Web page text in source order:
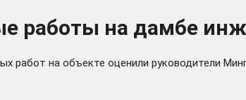
работы на дамбе
работ на объекте оценили руководители